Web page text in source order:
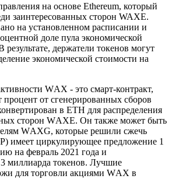
на основе Ethereum, который
заинтересованных сторон WAXE.
на установленном расписании и
доле пула экономической
держатели токенов могут
экономической стоимости на
WАX - это смарт-контракт,
процент от сгенерированных сборов
в ETH для распределения
сторон WАXE. Он также может быть
WАXG, которые решили сжечь
имеет циркулирующее предложение 1
на февраль 2021 года и
миллиарда токенов. Лучшие
для торговли акциями WАX в